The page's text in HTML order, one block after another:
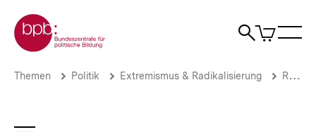
zum
Seiteninhalt
springen
Zur Startseite der bpb
Suche
Artikel
im
Parolen
Brotkrümelnavigation
Pfadnavigation
Themen Politik Extremismus & Radikalisierung Rechtsextremismus